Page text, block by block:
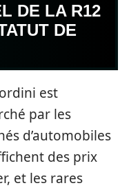
DE LA R12
DE
est
par les
d’automobiles
des prix
et les rares